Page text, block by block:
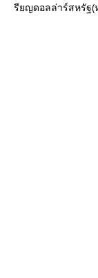
รียญดอลล่าร์สหรัฐ(